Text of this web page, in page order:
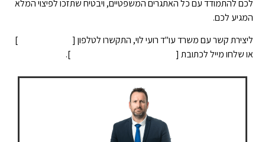
לכם להתמודד עם כל האתגרים המשפטיים, ויבטיח שתזכו לפיצוי המלא
המגיע לכם.
ליצירת קשר עם משרד עו"ד רועי לוי, התקשרו לטלפון [
]
או שלחו מייל לכתובת [
].